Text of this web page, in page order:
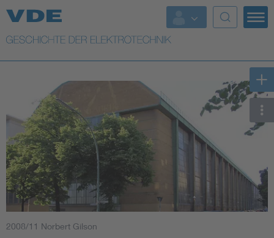
Top Themen
Weitere Themen
2008/11 Norbert Gilson